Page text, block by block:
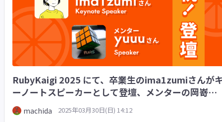
RubyKaigi 2025 にて、卒業生のima1zumiさんが
ーノートスピーカーとして登壇、メンターの岡嵜
（yuuu）さんがスピーカーとして登壇します🎉
machida 2025年03月30日(日) 14:12